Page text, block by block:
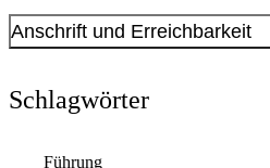
Anschrift und Erreichbarkeit
Anschrift
Schlagwörter
Führung